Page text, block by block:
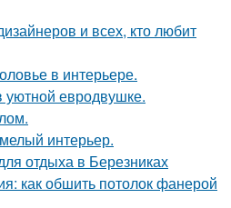
и всех, кто любит
в интерьере.
уютной евродвушке.
интерьер.
отдыха в Березниках
как обшить потолок фанерой